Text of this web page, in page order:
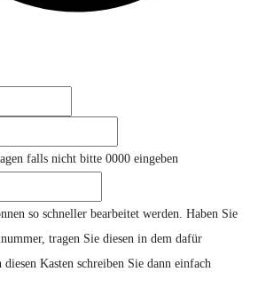
falls nicht bitte 0000 eingeben
so schneller bearbeitet werden. Haben Sie
tragen Sie diesen in dem dafür
Kasten schreiben Sie dann einfach